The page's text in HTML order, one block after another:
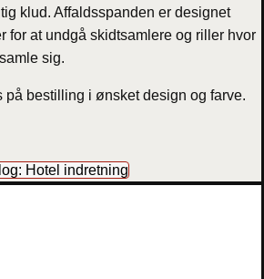
klud. Affaldsspanden er designet
for at undgå skidtsamlere og riller hvor
sig.
på bestilling i ønsket design og farve.
Hotel indretning